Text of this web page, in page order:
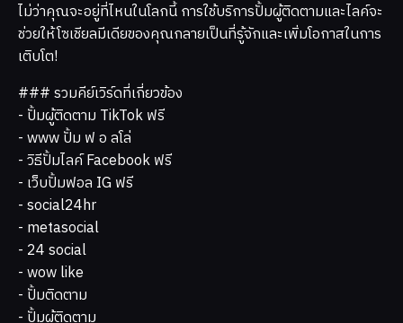
ไม่ว่าคุณจะอยู่ที่ไหนในโลกนี้ การใช้บริการปั้มผู้ติดตามและไลค์จะ
ช่วยให้โซเชียลมีเดียของคุณกลายเป็นที่รู้จักและเพิ่มโอกาสในการ
เติบโต!
### รวมคีย์เวิร์ดที่เกี่ยวข้อง
- ปั้มผู้ติดตาม TikTok ฟรี
- www ปั้ม ฟ อ ลโล่
- วิธีปั้มไลค์ Facebook ฟรี
- เว็บปั้มฟอล IG ฟรี
- social24hr
- metasocial
- 24 social
- wow like
- ปั้มติดตาม
- ปั้มผู้ติดตาม